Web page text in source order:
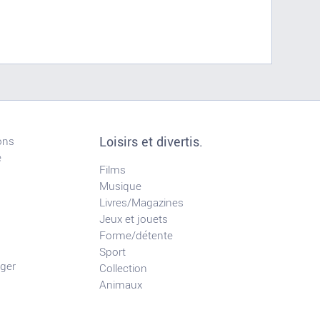
Loisirs et divertis.
Films
Musique
Livres/Magazines
Jeux et jouets
Forme/détente
Sport
Collection
Animaux